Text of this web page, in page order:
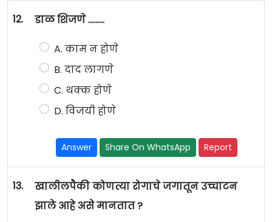
12. डाळ शिजणे ………
A. काम न होणे
B. दाद लागणे
C. थक्क होणे
D. विजयी होणे
Answer Share On WhatsApp Report
13.
खालीलपैकी कोणत्या रोगाचे जगातून उच्चाटन
झाले आहे असे मानतात ?